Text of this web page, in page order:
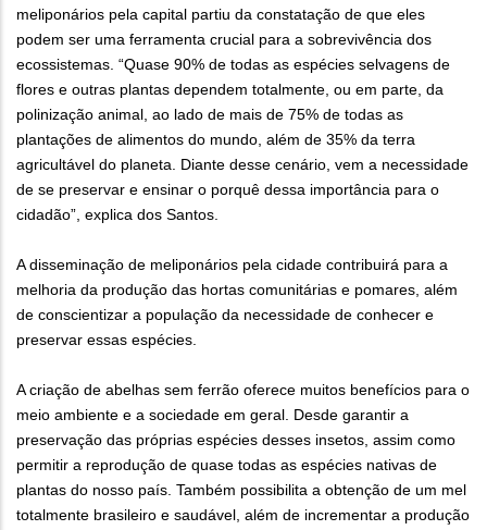
meliponários pela capital partiu da constatação de que eles
podem ser uma ferramenta crucial para a sobrevivência dos
ecossistemas. “Quase 90% de todas as espécies selvagens de
flores e outras plantas dependem totalmente, ou em parte, da
polinização animal, ao lado de mais de 75% de todas as
plantações de alimentos do mundo, além de 35% da terra
agricultável do planeta. Diante desse cenário, vem a necessidade
de se preservar e ensinar o porquê dessa importância para o
cidadão”, explica dos Santos.
A disseminação de meliponários pela cidade contribuirá para a
melhoria da produção das hortas comunitárias e pomares, além
de conscientizar a população da necessidade de conhecer e
preservar essas espécies.
A criação de abelhas sem ferrão oferece muitos benefícios para o
meio ambiente e a sociedade em geral. Desde garantir a
preservação das próprias espécies desses insetos, assim como
permitir a reprodução de quase todas as espécies nativas de
plantas do nosso país. Também possibilita a obtenção de um mel
totalmente brasileiro e saudável, além de incrementar a produção